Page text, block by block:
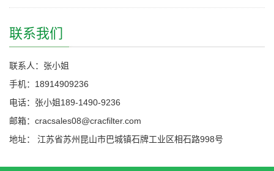
联系我们
联系人：张小姐
手机：18914909236
电话：张小姐189-1490-9236
邮箱：cracsales08@cracfilter.com
地址： 江苏省苏州昆山市巴城镇石牌工业区相石路998号